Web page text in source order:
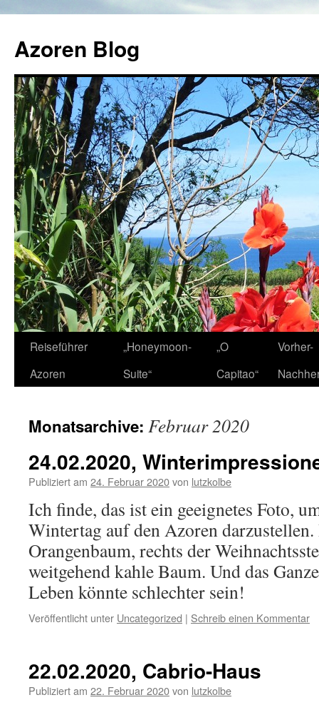
Azoren Blog
Zum
Inhalt
Reiseführer
Azoren
„Honeymoon-
Suite“
„O
Capitao“
Vorher-
Monatsarchive: Februar 2020
24.02.2020,
Publiziert am 24. Februar 2020von lutzkolbe
Ich finde, das ist ein geeignetes Foto,
Wintertag auf den Azoren
Orangenbaum, rechts der
weitgehend kahle Baum. Und das
Leben könnte schlechter sein!
Veröffentlicht unter Uncategorized | Schreib einen Kommentar
22.02.2020, Cabrio-Haus
Publiziert am 22. Februar 2020von lutzkolbe